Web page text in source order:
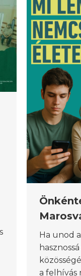
Ha unod
a felhívás